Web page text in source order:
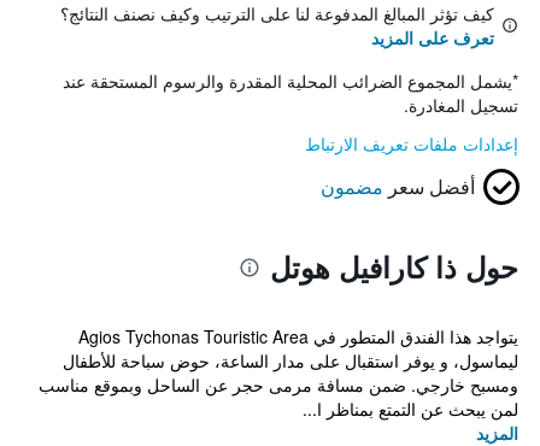
كيف تؤثر المبالغ المدفوعة لنا على الترتيب وكيف نصنف النتائج؟
تعرف على المزيد
*يشمل المجموع الضرائب المحلية المقدرة والرسوم المستحقة عند
تسجيل المغادرة.
إعدادات ملفات تعريف الارتباط
أفضل سعر مضمون
حول ذا كارافيل هوتل
يتواجد هذا الفندق المتطور في Agios Tychonas Touristic Area
ليماسول، و يوفر استقبال على مدار الساعة، حوض سباحة للأطفال
ومسبح خارجي. ضمن مسافة مرمى حجر عن الساحل وبموقع مناسب
لمن يبحث عن التمتع بمناظر ا...
المزيد